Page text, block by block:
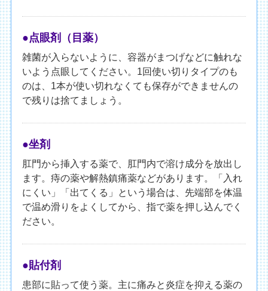
●点眼剤（目薬）
雑菌が入らないように、容器がまつげなどに触れな
いよう点眼してください。1回使い切りタイプのも
のは、1本が使い切れなくても保存ができませんの
で残りは捨てましょう。
●坐剤
肛門から挿入する薬で、肛門内で溶け成分を放出し
ます。痔の薬や解熱鎮痛薬などがあります。「入れ
にくい」「出てくる」という場合は、先端部を体温
で温め滑りをよくしてから、指で薬を押し込んでく
ださい。
●貼付剤
患部に貼って使う薬。主に痛みと炎症を抑える薬の